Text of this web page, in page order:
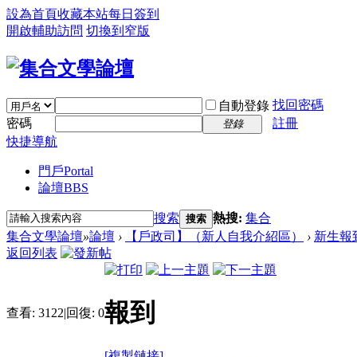
設為首頁收藏本站每日簽到
開啟輔助訪問 切換到窄版
自動登錄 找回密碼
密碼
登錄
註冊
快捷導航
門戶Portal
論壇BBS
搜索 搜索 熱搜: 集合
集合文學論壇»論壇 › 【戶政司】（新人自我介紹區） › 新生報
返回列表
查看: 3122|回復: 0報到